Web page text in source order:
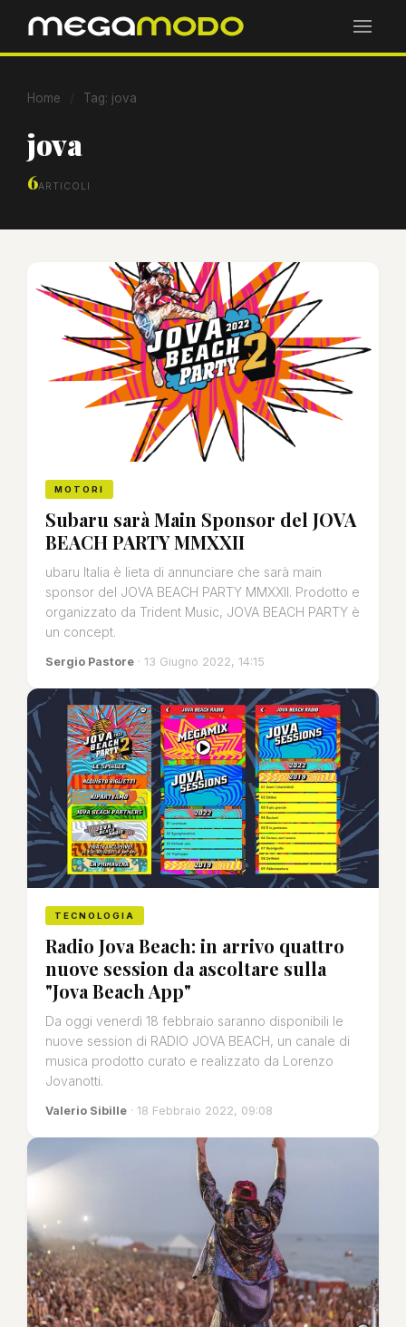
Home Tag: jova
jova
6ARTICOLI
MOTORI
Subaru sarà Main Sponsor del JOVA
BEACH PARTY MMXXII
ubaru Italia è lieta di annunciare che sarà main
sponsor del JOVA BEACH PARTY MMXXII. Prodotto e
organizzato da Trident Music, JOVA BEACH PARTY è
un concept.
Sergio Pastore · 13 Giugno 2022, 14:15
TECNOLOGIA
Radio Jova Beach: in arrivo quattro
nuove session da ascoltare sulla
"Jova Beach App"
Da oggi venerdì 18 febbraio saranno disponibili le
nuove session di RADIO JOVA BEACH, un canale di
musica prodotto curato e realizzato da Lorenzo
Jovanotti.
Valerio Sibille · 18 Febbraio 2022, 09:08